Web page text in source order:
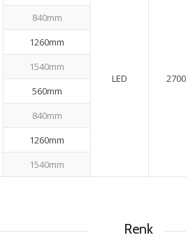
LED
840mm
1260mm
1540mm
560mm
840mm
1260mm
1540mm
Renk